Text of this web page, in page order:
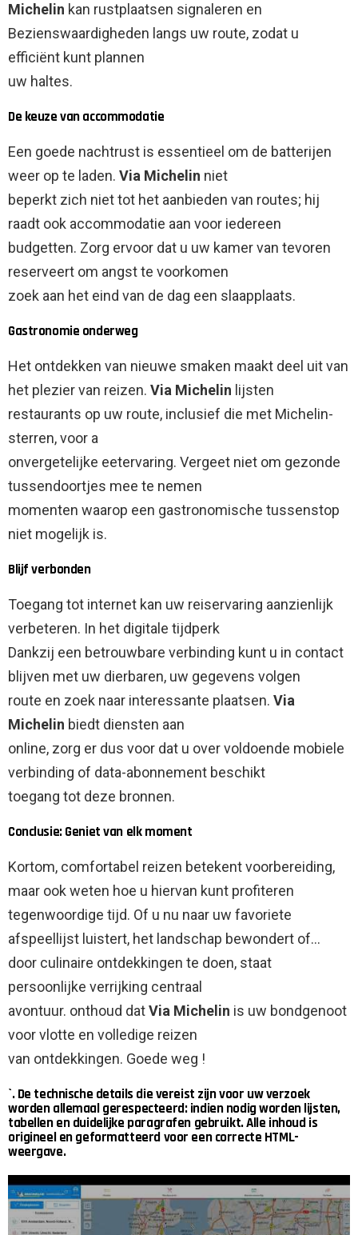
Michelin kan rustplaatsen signaleren en
Bezienswaardigheden langs uw route, zodat u
efficiënt kunt plannen
uw haltes.
De keuze van accommodatie
Een goede nachtrust is essentieel om de batterijen
weer op te laden. Via Michelin niet
beperkt zich niet tot het aanbieden van routes; hij
raadt ook accommodatie aan voor iedereen
budgetten. Zorg ervoor dat u uw kamer van tevoren
reserveert om angst te voorkomen
zoek aan het eind van de dag een slaapplaats.
Gastronomie onderweg
Het ontdekken van nieuwe smaken maakt deel uit van
het plezier van reizen. Via Michelin lijsten
restaurants op uw route, inclusief die met Michelin-
sterren, voor a
onvergetelijke eetervaring. Vergeet niet om gezonde
tussendoortjes mee te nemen
momenten waarop een gastronomische tussenstop
niet mogelijk is.
Blijf verbonden
Toegang tot internet kan uw reiservaring aanzienlijk
verbeteren. In het digitale tijdperk
Dankzij een betrouwbare verbinding kunt u in contact
blijven met uw dierbaren, uw gegevens volgen
route en zoek naar interessante plaatsen. Via
Michelin biedt diensten aan
online, zorg er dus voor dat u over voldoende mobiele
verbinding of data-abonnement beschikt
toegang tot deze bronnen.
Conclusie: Geniet van elk moment
Kortom, comfortabel reizen betekent voorbereiding,
maar ook weten hoe u hiervan kunt profiteren
tegenwoordige tijd. Of u nu naar uw favoriete
afspeellijst luistert, het landschap bewondert of…
door culinaire ontdekkingen te doen, staat
persoonlijke verrijking centraal
avontuur. onthoud datVia Michelin is uw bondgenoot
voor vlotte en volledige reizen
van ontdekkingen. Goede weg !
`. De technische details die vereist zijn voor uw verzoek
worden allemaal gerespecteerd: indien nodig worden lijsten,
tabellen en duidelijke paragrafen gebruikt. Alle inhoud is
origineel en geformatteerd voor een correcte HTML-
weergave.